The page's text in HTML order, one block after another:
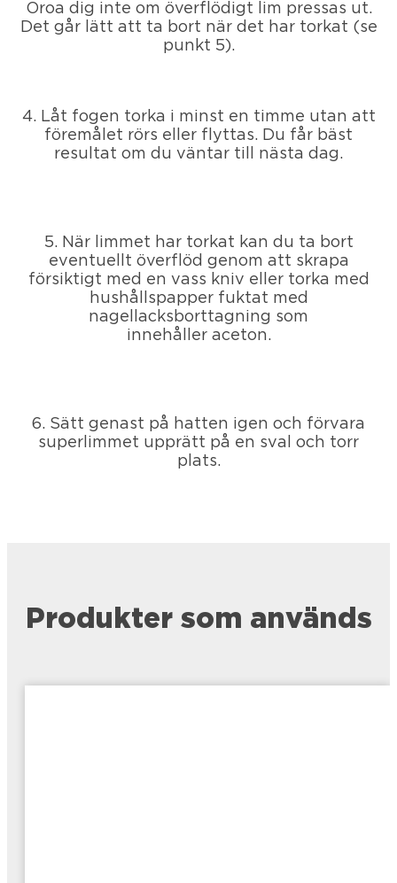
Oroa dig inte om överflödigt lim pressas ut.
Det går lätt att ta bort när det har torkat (se
punkt 5).
4. Låt fogen torka i minst en timme utan att
föremålet rörs eller flyttas. Du får bäst
resultat om du väntar till nästa dag.
5. När limmet har torkat kan du ta bort
eventuellt överflöd genom att skrapa
försiktigt med en vass kniv eller torka med
hushållspapper fuktat med
nagellacksborttagning som
innehåller aceton.
6. Sätt genast på hatten igen och förvara
superlimmet upprätt på en sval och torr
plats.
Produkter som används